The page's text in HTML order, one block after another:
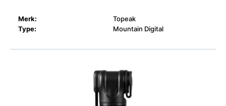
Merk:
Topeak
Type:
Mountain Digital